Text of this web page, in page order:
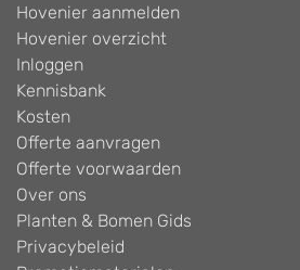
Hovenier aanmelden
Hovenier overzicht
Inloggen
Kennisbank
Kosten
Offerte aanvragen
Offerte voorwaarden
Over ons
Planten & Bomen Gids
Privacybeleid